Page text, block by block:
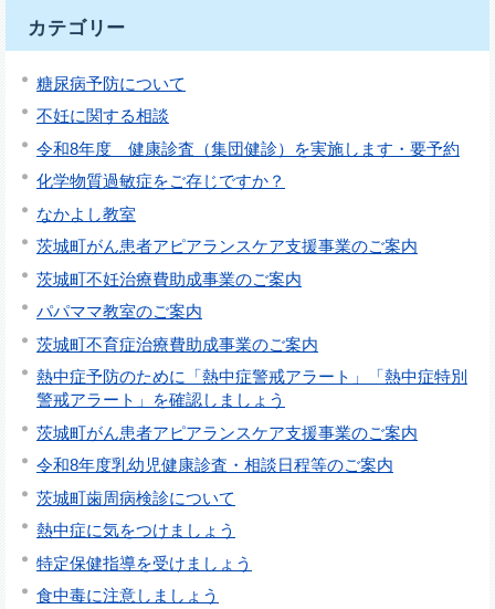
カテゴリー
糖尿病予防について
不妊に関する相談
令和8年度 健康診査（集団健診）を実施します・要予約
化学物質過敏症をご存じですか？
なかよし教室
茨城町がん患者アピアランスケア支援事業のご案内
茨城町不妊治療費助成事業のご案内
パパママ教室のご案内
茨城町不育症治療費助成事業のご案内
熱中症予防のために「熱中症警戒アラート」「熱中症特別
警戒アラート」を確認しましょう
茨城町がん患者アピアランスケア支援事業のご案内
令和8年度乳幼児健康診査・相談日程等のご案内
茨城町歯周病検診について
熱中症に気をつけましょう
特定保健指導を受けましょう
食中毒に注意しましょう